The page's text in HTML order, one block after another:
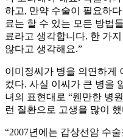
하고, 만약 수술이 필요하
료는 할 수 있는 모든 방법
료라고 생각합니다. 한 가
않다고 생각해요.”
이미정씨가 병을 의연하게
컸다. 사실 이씨가 큰 병을
녀의 표현대로 “웬만한 병
런 질환으로 고생을 많이 했
“2007년에는 갑상선암 수